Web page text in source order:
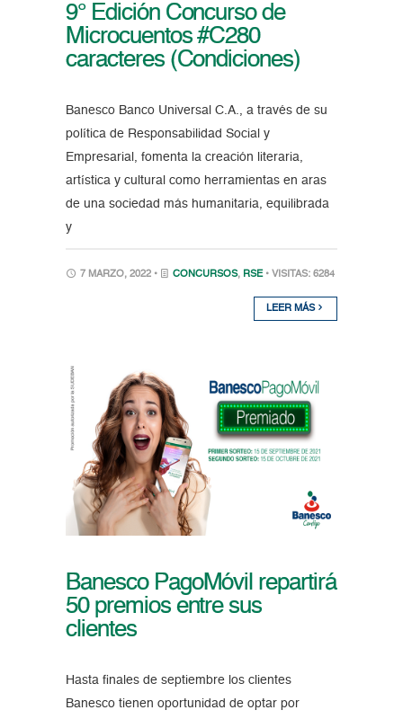
9° Edición Concurso de
Microcuentos #C280
caracteres (Condiciones)
Banesco Banco Universal C.A., a través de su
política de Responsabilidad Social y
Empresarial, fomenta la creación literaria,
artística y cultural como herramientas en aras
de una sociedad más humanitaria, equilibrada
y
7 MARZO, 2022 • CONCURSOS, RSE • VISITAS: 6284
LEER MÁS
Banesco PagoMóvil repartirá
50 premios entre sus
clientes
Hasta finales de septiembre los clientes
Banesco tienen oportunidad de optar por